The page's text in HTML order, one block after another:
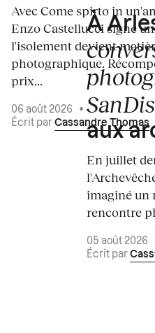
Avec Come spirto in
Enzo Castellucci signe
l'isolement devient
photographique.
prix...
06 août 2026
•
Écrit par Cassandre Thomas
À
aux
En juillet
imaginé un
rencontre
05 août 2026
Écrit par